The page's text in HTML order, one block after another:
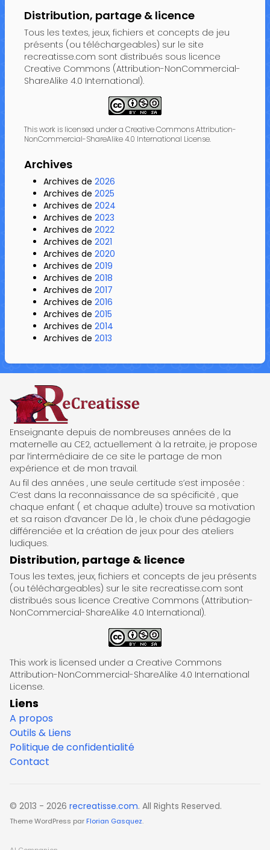
Distribution, partage & licence
Tous les textes, jeux, fichiers et concepts de jeu
présents (ou téléchargeables) sur le site
recreatisse.com sont distribués sous licence
Creative Commons (Attribution-NonCommercial-
ShareAlike 4.0 International).
This work is licensed under a Creative Commons Attribution-
NonCommercial-ShareAlike 4.0 International License.
Archives
Archives de 2026
Archives de 2025
Archives de 2024
Archives de 2023
Archives de 2022
Archives de 2021
Archives de 2020
Archives de 2019
Archives de 2018
Archives de 2017
Archives de 2016
Archives de 2015
Archives de 2014
Archives de 2013
ReCreatisse
Enseignante depuis de nombreuses années de la
maternelle au CE2, actuellement à la retraite, je propose
par l’intermédiaire de ce site le partage de mon
expérience et de mon travail.
Au fil des années , une seule certitude s’est imposée :
C’est dans la reconnaissance de sa spécificité , que
chaque enfant ( et chaque adulte) trouve sa motivation
et sa raison d’avancer .De là , le choix d’une pédagogie
différenciée et la création de jeux pour des ateliers
ludiques.
Distribution, partage & licence
Tous les textes, jeux, fichiers et concepts de jeu présents
(ou téléchargeables) sur le site recreatisse.com sont
distribués sous licence Creative Commons (Attribution-
NonCommercial-ShareAlike 4.0 International).
This work is licensed under a Creative Commons
Attribution-NonCommercial-ShareAlike 4.0 International
License.
Liens
A propos
Outils & Liens
Politique de confidentialité
Contact
© 2013 - 2026 recreatisse.com. All Rights Reserved.
Theme WordPress par Florian Gasquez.